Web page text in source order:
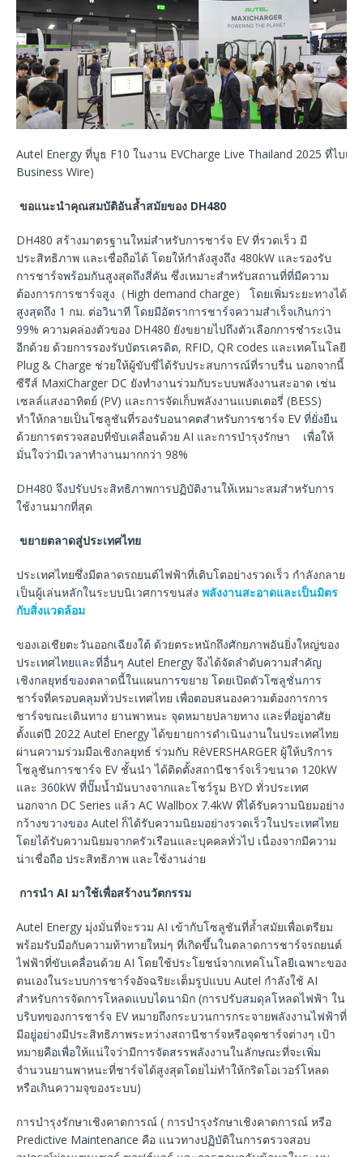
Autel Energy ที่บูธ F10 ในงาน EVCharge Live Thailand 2025 ที่ไบเท
Business Wire)
ขอแนะนำคุณสมบัติอันล้ำสมัยของ DH480
DH480 สร้างมาตรฐานใหม่สำหรับการชาร์จ EV ที่รวดเร็ว มี
ประสิทธิภาพ และเชื่อถือได้ โดยให้กำลังสูงถึง 480kW และรองรับ
การชาร์จพร้อมกันสูงสุดถึงสี่คัน ซึ่งเหมาะสำหรับสถานที่ที่มีความ
ต้องการการชาร์จสูง（High demand charge） โดยเพิ่มระยะทางได้
สูงสุดถึง 1 กม. ต่อวินาที โดยมีอัตราการชาร์จความสำเร็จเกินกว่า
99% ความคล่องตัวของ DH480 ยังขยายไปถึงตัวเลือกการชำระเงิน
อีกด้วย ด้วยการรองรับบัตรเครดิต, RFID, QR codes และเทคโนโลยี
Plug & Charge ช่วยให้ผู้ขับขี่ได้รับประสบการณ์ที่ราบรื่น นอกจากนี้
ซีรีส์ MaxiCharger DC ยังทำงานร่วมกับระบบพลังงานสะอาด เช่น
เซลล์แสงอาทิตย์ (PV) และการจัดเก็บพลังงานแบตเตอรี่ (BESS)
ทำให้กลายเป็นโซลูชันที่รองรับอนาคตสำหรับการชาร์จ EV ที่ยั่งยืน
ด้วยการตรวจสอบที่ขับเคลื่อนด้วย AI และการบำรุงรักษา เพื่อให้
มั่นใจว่ามีเวลาทำงานมากกว่า 98%
DH480 จึงปรับประสิทธิภาพการปฏิบัติงานให้เหมาะสมสำหรับการ
ใช้งานมากที่สุด
ขยายตลาดสู่ประเทศไทย
ประเทศไทยซึ่งมีตลาดรถยนต์ไฟฟ้าที่เติบโตอย่างรวดเร็ว กำลังกลาย
เป็นผู้เล่นหลักในระบบนิเวศการขนส่ง พลังงานสะอาดและเป็นมิตร
กับสิ่งแวดล้อม
ของเอเชียตะวันออกเฉียงใต้ ด้วยตระหนักถึงศักยภาพอันยิ่งใหญ่ของ
ประเทศไทยและที่อื่นๆ Autel Energy จึงได้จัดลำดับความสำคัญ
เชิงกลยุทธ์ของตลาดนี้ในแผนการขยาย โดยเปิดตัวโซลูชั่นการ
ชาร์จที่ครอบคลุมทั่วประเทศไทย เพื่อตอบสนองความต้องการการ
ชาร์จขณะเดินทาง ยานพาหนะ จุดหมายปลายทาง และที่อยู่อาศัย
ตั้งแต่ปี 2022 Autel Energy ได้ขยายการดำเนินงานในประเทศไทย
ผ่านความร่วมมือเชิงกลยุทธ์ ร่วมกับ RêVERSHARGER ผู้ให้บริการ
โซลูชันการชาร์จ EV ชั้นนำ ได้ติดตั้งสถานีชาร์จเร็วขนาด 120kW
และ 360kW ที่ปั๊มน้ำมันบางจากและโชว์รูม BYD ทั่วประเทศ
นอกจาก DC Series แล้ว AC Wallbox 7.4kW ที่ได้รับความนิยมอย่าง
กว้างขวางของ Autel ก็ได้รับความนิยมอย่างรวดเร็วในประเทศไทย
โดยได้รับความนิยมจากครัวเรือนและบุคคลทั่วไป เนื่องจากมีความ
น่าเชื่อถือ ประสิทธิภาพ และใช้งานง่าย
การนำ AI มาใช้เพื่อสร้างนวัตกรรม
Autel Energy มุ่งมั่นที่จะรวม AI เข้ากับโซลูชันที่ล้ำสมัยเพื่อเตรียม
พร้อมรับมือกับความท้าทายใหม่ๆ ที่เกิดขึ้นในตลาดการชาร์จรถยนต์
ไฟฟ้าที่ขับเคลื่อนด้วย AI โดยใช้ประโยชน์จากเทคโนโลยีเฉพาะของ
ตนเองในระบบการชาร์จอัจฉริยะเต็มรูปแบบ Autel กำลังใช้ AI
สำหรับการจัดการโหลดแบบไดนามิก (การปรับสมดุลโหลดไฟฟ้า ใน
บริบทของการชาร์จ EV หมายถึงกระบวนการกระจายพลังงานไฟฟ้าที่
มีอยู่อย่างมีประสิทธิภาพระหว่างสถานีชาร์จหรือจุดชาร์จต่างๆ เป้า
หมายคือเพื่อให้แน่ใจว่ามีการจัดสรรพลังงานในลักษณะที่จะเพิ่ม
จำนวนยานพาหนะที่ชาร์จได้สูงสุดโดยไม่ทำให้กริดโอเวอร์โหลด
หรือเกินความจุของระบบ)
การบำรุงรักษาเชิงคาดการณ์ ( การบำรุงรักษาเชิงคาดการณ์ หรือ
Predictive Maintenance คือ แนวทางปฏิบัติในการตรวจสอบ